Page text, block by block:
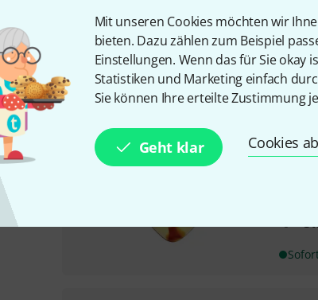
Mit unseren Cookies möchten wir
bieten. Dazu zählen zum Beispiel
Einstellungen. Wenn das für Sie okay
Statistiken und Marketing einfach
Sie können Ihre erteilte Zustimmung
Geht klar Cookies